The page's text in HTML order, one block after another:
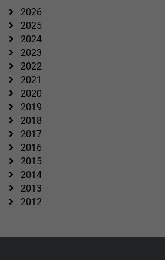
2026
2025
2024
2023
2022
2021
2020
2019
2018
2017
2016
2015
2014
2013
2012